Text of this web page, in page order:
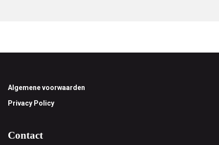
Footer
Algemene voorwaarden
Privacy Policy
Contact